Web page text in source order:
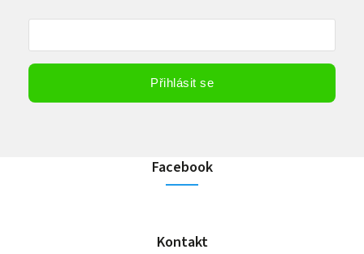
Přihlásit se
Facebook
Kontakt